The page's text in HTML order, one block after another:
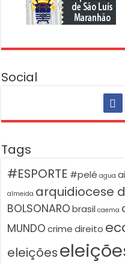
Social
Tags
#ESPORTE #pelé agua
almeida arquidiocese
BOLSONARO brasil caema
MUNDO crime direito
eleições